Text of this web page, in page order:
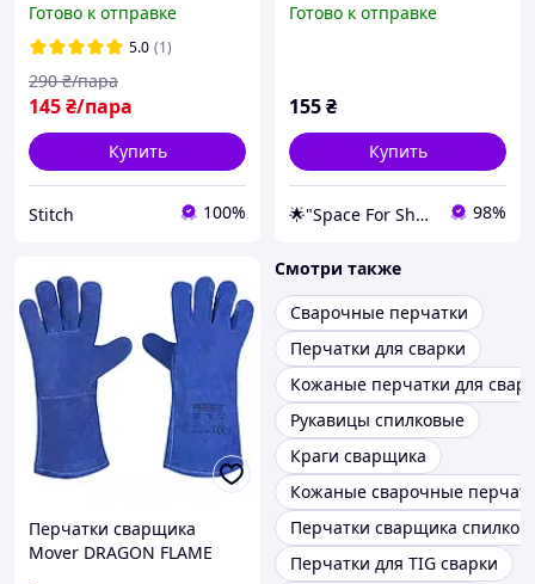
размера Защитные
сварочные краги
красные Строительные
перчатки
Готово к отправке
5.0 (1)
145₴/пара
290 ₴/пара
Купить
Stitch 100%
Готово к отправке
155₴
Купить
🌟"Space For Shop" Интернет-магазин 98%
Перчатки сварщика
Mover DRAGON FLAME
Смотри также
Сварочные перчатки
Перчатки для сварки
Кожаные перчатки для
Рукавицы спилковые
Краги сварщика
Кожаные сварочные
Перчатки сварщика
Перчатки для TIG сварки